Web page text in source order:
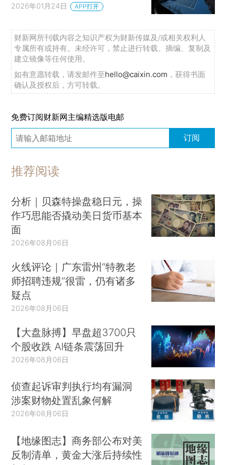
2026年01月24日 APP打开
财新网所刊载内容之知识产权为财新传媒及/或相关权利人
专属所有或持有。未经许可，禁止进行转载、摘编、复制及
建立镜像等任何使用。
如有意愿转载，请发邮件至hello@caixin.com ，获得书面
确认及授权后，方可转载。
免费订阅财新网主编精选版电邮
订阅
推荐阅读
分析｜贝森特操盘稳日元，操
作巧思能否撬动美日货币基本
面
2026年08月06日
火线评论｜广东雷州“特教老
师招聘违规”很雷，仍有诸多
疑点
2026年08月06日
【大盘脉搏】早盘超3700只
个股收跌 AI链条震荡回升
2026年08月06日
侦查起诉审判执行均有漏洞
涉案财物处置乱象何解
2026年08月06日
【地缘图志】商务部公布对美
反制清单，黄金大涨后持续性